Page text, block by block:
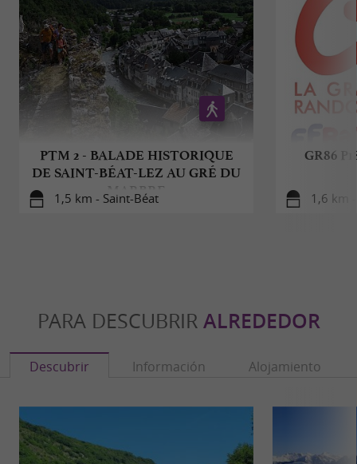
PTM 2 - BALADE HISTORIQUE
DE SAINT-BÉAT-LEZ AU GRÉ DU
MARBRE
1,5 km - Saint-Béat
GR86
1,6 km
PARA DESCUBRIR ALREDEDOR
Descubrir Información Alojamiento